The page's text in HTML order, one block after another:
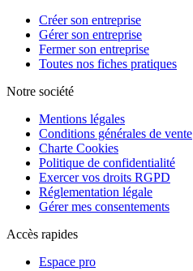
Créer son entreprise
Gérer son entreprise
Fermer son entreprise
Toutes nos fiches pratiques
Notre société
Mentions légales
Conditions générales de vente
Charte Cookies
Politique de confidentialité
Exercer vos droits RGPD
Réglementation légale
Gérer mes consentements
Accès rapides
Espace pro